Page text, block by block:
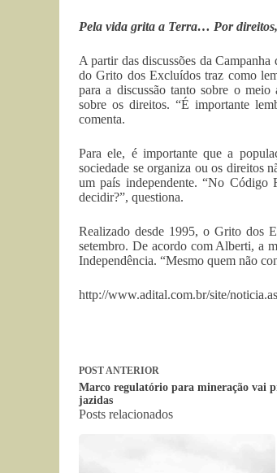
Pela vida grita a Terra… Por
A partir das discussões da
do Grito dos Excluídos traz como
para a discussão tanto sobre o meio
sobre os direitos. “É importante
comenta.
Para ele, é importante que a
sociedade se organiza ou os direitos
um país independente. “No Código
decidir?”, questiona.
Realizado desde 1995, o Grito dos
setembro. De acordo com Alberti, a
Independência. “Mesmo quem não
http://www.adital.com.br/site/
POSTANTERIOR
Marco regulatório para mineração vai
jazidas
Posts relacionados